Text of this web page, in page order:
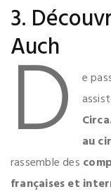
3.
Auch
D
e
au
rassemble des
françaises et